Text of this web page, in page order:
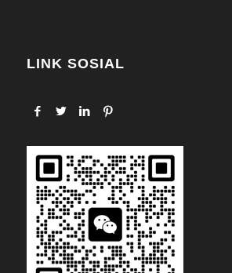
LINK SOSIAL